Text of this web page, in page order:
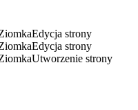
Edycja strony
Edycja strony
Utworzenie strony